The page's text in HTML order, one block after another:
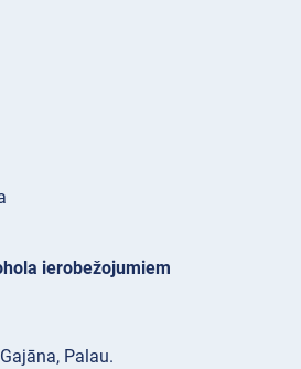
ierobežojumiem
Palau.